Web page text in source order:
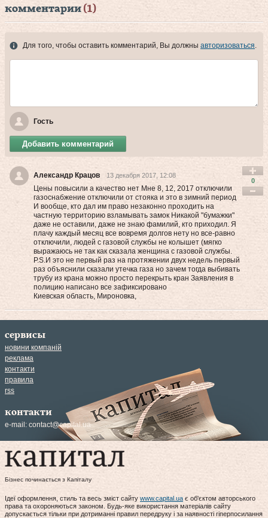
комментарии (1)
Для того, чтобы оставить комментарий, Вы должны авторизоваться.
Гость
Добавить комментарий
Александр Крацов 13 декабря 2017, 12:08
Цены повысили а качество нет Мне 8, 12, 2017 отключили
газоснабжение отключили от стояка и это в зимний период
И вообще, кто дал им право незаконно проходить на
частную территорию взламывать замок Никакой "бумажки"
даже не оставили, даже не знаю фамилий, кто приходил. Я
плачу каждый месяц все вовремя долгов нету но все-равно
отключили, людей с газовой службы не колышет (мягко
выражаюсь не так как сказала женщина с газовой службы.
P.S.И это не первый раз на протяжении двух недель первый
раз объяснили сказали утечка газа но зачем тогда выбивать
трубу из крана можно просто перекрыть кран Заявления в
полицию написано все зафиксировано
Киевская область, Мироновка,
0
сервисы
новини компаній
реклама
контакти
правила
rss
контакти
e-mail: contact@capital.ua
Бізнес починається з Капіталу
Ідеї оформлення, стиль та весь зміст сайту www.capital.ua є об'єктом авторського
права та охороняються законом. Будь-яке використання матеріалів сайту
допускається тільки при дотриманні правил передруку і за наявності гіперпосилання